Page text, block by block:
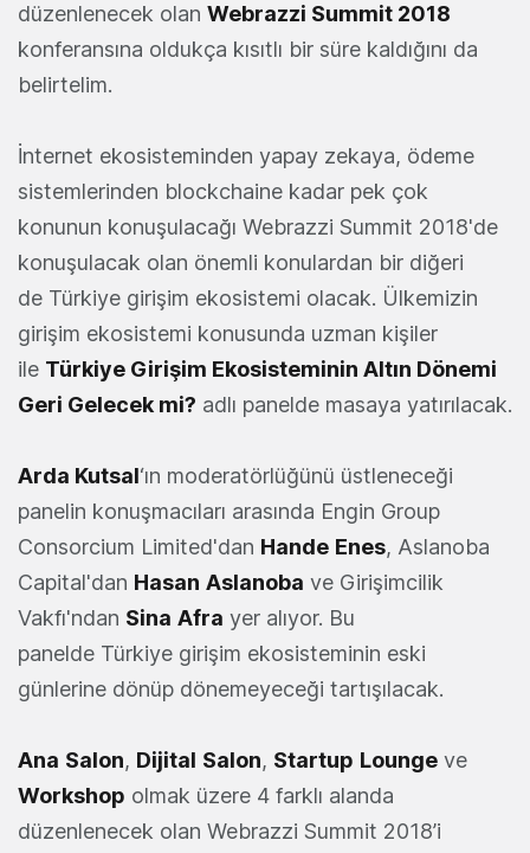
düzenlenecek olan Webrazzi Summit 2018
konferansına oldukça kısıtlı bir süre kaldığını da
belirtelim.
İnternet ekosisteminden yapay zekaya, ödeme
sistemlerinden blockchaine kadar pek çok
konunun konuşulacağı Webrazzi Summit 2018'de
konuşulacak olan önemli konulardan bir diğeri
de Türkiye girişim ekosistemi olacak. Ülkemizin
girişim ekosistemi konusunda uzman kişiler
ile Türkiye Girişim Ekosisteminin Altın Dönemi
Geri Gelecek mi? adlı panelde masaya yatırılacak.
Arda Kutsal‘ın moderatörlüğünü üstleneceği
panelin konuşmacıları arasında Engin Group
Consorcium Limited'dan Hande Enes, Aslanoba
Capital'dan Hasan Aslanoba ve Girişimcilik
Vakfı'ndan Sina Afra yer alıyor. Bu
panelde Türkiye girişim ekosisteminin eski
günlerine dönüp dönemeyeceği tartışılacak.
Ana Salon, Dijital Salon, Startup Lounge ve
Workshop olmak üzere 4 farklı alanda
düzenlenecek olan Webrazzi Summit 2018’i